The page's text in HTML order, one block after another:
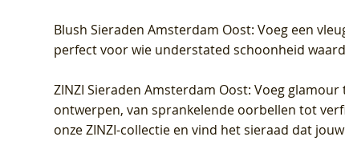
Blush Sieraden Amsterdam Oost: Voeg een
perfect voor wie understated schoonheid
ZINZI Sieraden Amsterdam Oost: Voeg
ontwerpen, van sprankelende oorbellen tot
onze ZINZI-collectie en vind het sieraad dat